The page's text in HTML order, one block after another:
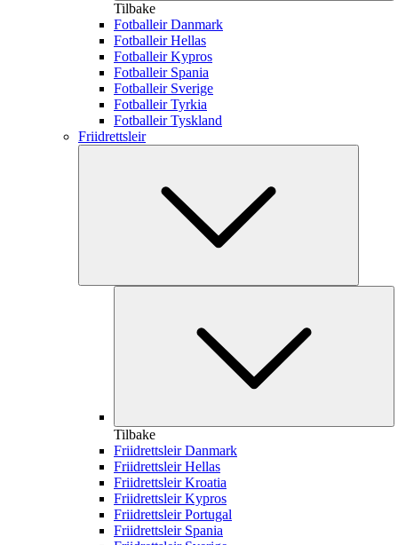
Tilbake
Fotballeir Danmark
Fotballeir Hellas
Fotballeir Kypros
Fotballeir Spania
Fotballeir Sverige
Fotballeir Tyrkia
Fotballeir Tyskland
Friidrettsleir
Tilbake
Friidrettsleir Danmark
Friidrettsleir Hellas
Friidrettsleir Kroatia
Friidrettsleir Kypros
Friidrettsleir Portugal
Friidrettsleir Spania